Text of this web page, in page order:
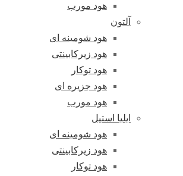
هود مورب
آلتون
هود شومینه ای
هود زیرکابینتی
هود توکار
هود جزیره ای
هود مورب
ایلیا استیل
هود شومینه ای
هود زیرکابینتی
هود توکار